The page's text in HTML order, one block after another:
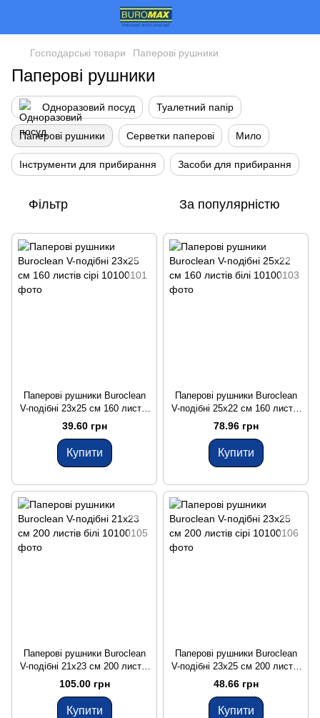
Господарські товари Паперові рушники
Паперові рушники
Одноразовий посуд Туалетний папір
Паперові рушники Серветки паперові Мило
Інструменти для прибирання Засоби для прибирання
Фільтр За популярністю
Паперові рушники Buroclean
V-подібні 23x25 см 160 листів
сірі
39.60 грн
Купити
Паперові рушники Buroclean
V-подібні 25x22 см 160 листів
білі
78.96 грн
Купити
Паперові рушники Buroclean
V-подібні 21x23 см 200 листів
білі
105.00 грн
Купити
Паперові рушники Buroclean
V-подібні 23x25 см 200 листів
сірі
48.66 грн
Купити